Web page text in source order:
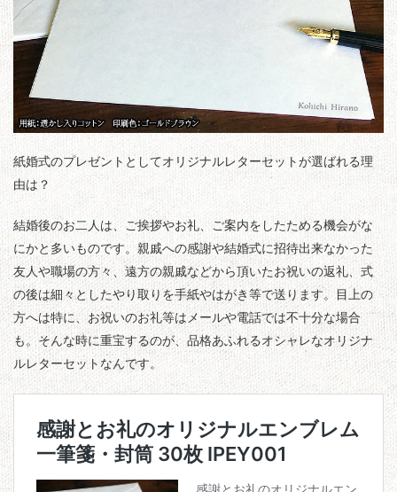
紙婚式のプレゼントとしてオリジナルレターセットが選ばれる理
由は？
結婚後のお二人は、ご挨拶やお礼、ご案内をしたためる機会がな
にかと多いものです。親戚への感謝や結婚式に招待出来なかった
友人や職場の方々、遠方の親戚などから頂いたお祝いの返礼、式
の後は細々としたやり取りを手紙やはがき等で送ります。目上の
方へは特に、お祝いのお礼等はメールや電話では不十分な場合
も。そんな時に重宝するのが、品格あふれるオシャレなオリジナ
ルレターセットなんです。